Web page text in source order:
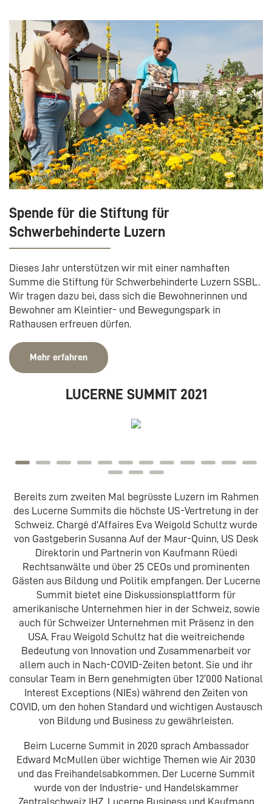
Spende für die Stiftung für
Schwerbehinderte Luzern
Dieses Jahr unterstützen wir mit einer namhaften
Summe die Stiftung für Schwerbehinderte Luzern SSBL.
Wir tragen dazu bei, dass sich die Bewohnerinnen und
Bewohner am Kleintier- und Bewegungspark in
Rathausen erfreuen dürfen.
Mehr erfahren
LUCERNE SUMMIT 2021
Bereits zum zweiten Mal begrüsste Luzern im Rahmen
des Lucerne Summits die höchste US-Vertretung in der
Schweiz. Chargé d’Affaires Eva Weigold Schultz wurde
von Gastgeberin Susanna Auf der Maur-Quinn, US Desk
Direktorin und Partnerin von Kaufmann Rüedi
Rechtsanwälte und über 25 CEOs und prominenten
Gästen aus Bildung und Politik empfangen. Der Lucerne
Summit bietet eine Diskussionsplattform für
amerikanische Unternehmen hier in der Schweiz, sowie
auch für Schweizer Unternehmen mit Präsenz in den
USA. Frau Weigold Schultz hat die weitreichende
Bedeutung von Innovation und Zusammenarbeit vor
allem auch in Nach-COVID-Zeiten betont. Sie und ihr
consular Team in Bern genehmigten über 12‘000 National
Interest Exceptions (NIEs) während den Zeiten von
COVID, um den hohen Standard und wichtigen Austausch
von Bildung und Business zu gewährleisten.
Beim Lucerne Summit in 2020 sprach Ambassador
Edward McMullen über wichtige Themen wie Air 2030
und das Freihandelsabkommen. Der Lucerne Summit
wurde von der Industrie- und Handelskammer
Zentralschweiz IHZ, Lucerne Business und Kaufmann